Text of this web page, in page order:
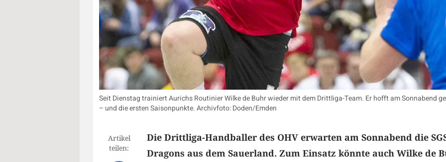
Seit Dienstag trainiert Aurichs Routinier Wilke de Buhr wieder mit dem Drittliga-Team. Er hofft am Sonnabend
– und die ersten Saisonpunkte. Archivfoto: Doden/Emden
Artikel
teilen:
Die Drittliga-Handballer des OHV erwarten am Sonnabend die
Dragons aus dem Sauerland. Zum Einsatz könnte auch Wilke de